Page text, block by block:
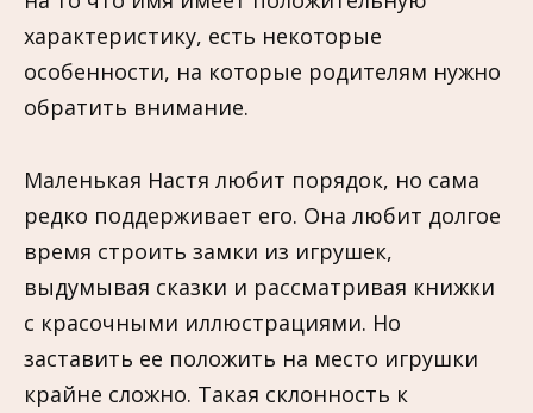
характеристику, есть некоторые
особенности, на которые родителям нужно
обратить внимание.
Маленькая Настя любит порядок, но сама
редко поддерживает его. Она любит долгое
время строить замки из игрушек,
выдумывая сказки и рассматривая книжки
с красочными иллюстрациями. Но
заставить ее положить на место игрушки
крайне сложно. Такая склонность к